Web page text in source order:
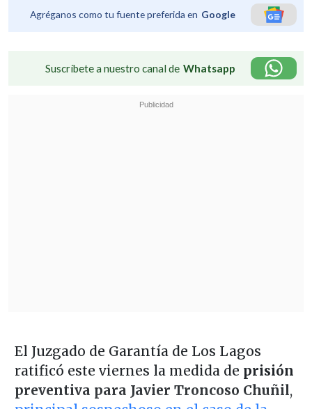
Agréganos como tu fuente preferida en Google
Suscríbete a nuestro canal de Whatsapp
El Juzgado de Garantía de Los Lagos
ratificó este viernes la medida de prisión
preventiva para Javier Troncoso Chuñil,